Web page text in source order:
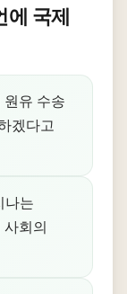
에 국제
유 수송
겠다고
나는
회의